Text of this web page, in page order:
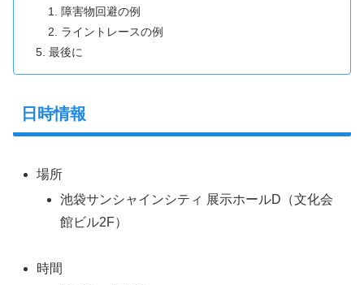
障害物回避の例
ライントレースの例
最後に
日時情報
場所
池袋サンシャインシティ 展示ホールD（文化会
館ビル2F）
時間